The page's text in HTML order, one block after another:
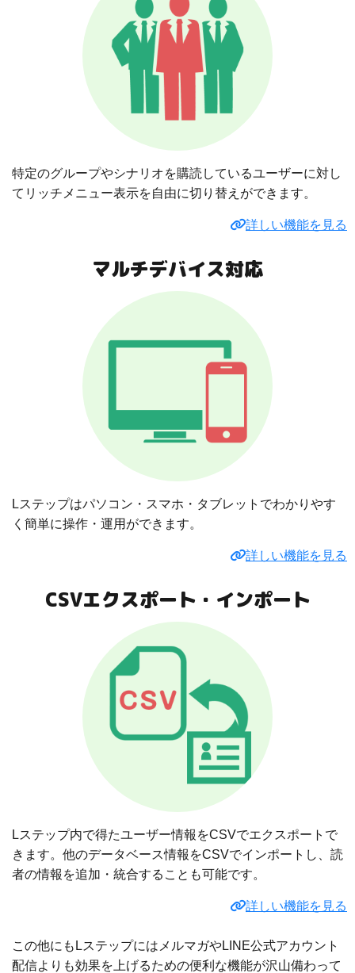
特定のグループやシナリオを購読しているユーザーに対し
てリッチメニュー表示を自由に切り替えができます。
詳しい機能を見る
マルチデバイス対応
Lステップはパソコン・スマホ・タブレットでわかりやす
く簡単に操作・運用ができます。
詳しい機能を見る
CSVエクスポート・インポート
Lステップ内で得たユーザー情報をCSVでエクスポートで
きます。他のデータベース情報をCSVでインポートし、読
者の情報を追加・統合することも可能です。
詳しい機能を見る
この他にもLステップにはメルマガやLINE公式アカウント
配信よりも効果を上げるための便利な機能が沢山備わって